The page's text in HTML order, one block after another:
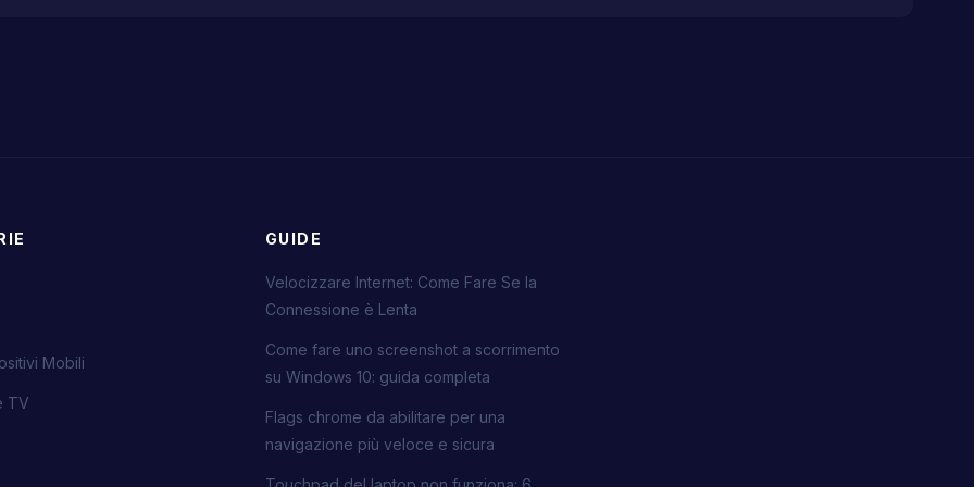
Mobili
TV
GUIDE
Velocizzare Internet: Come Fare Se la
Connessione è Lenta
Come fare uno screenshot a scorrimento
su Windows 10: guida completa
Flags chrome da abilitare per una
navigazione più veloce e sicura